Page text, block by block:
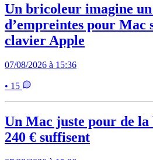
Un bricoleur imagine
d’empreintes pour Mac
clavier Apple
07/08/2026 à 15:36
• 15
Un Mac juste pour de la
240 € suffisent